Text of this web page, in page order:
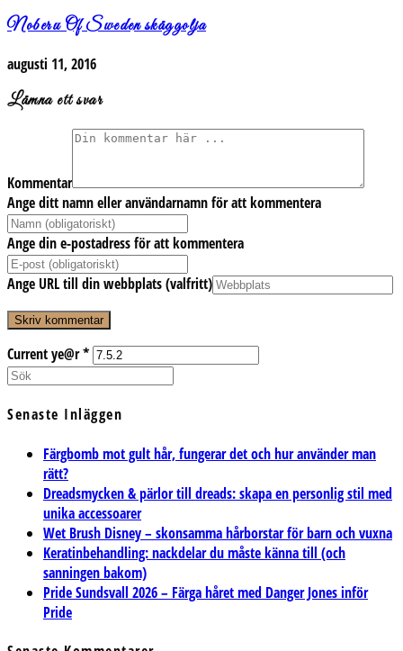
Noberu Of Sweden skäggolja
augusti 11, 2016
Lämna ett svar
Kommentar
Ange ditt namn eller användarnamn för att kommentera
Ange din e-postadress för att kommentera
Ange URL till din webbplats (valfritt)
Current ye@r*
Senaste Inläggen
Färgbomb mot gult hår, fungerar det och hur använder man
rätt?
Dreadsmycken & pärlor till dreads: skapa en personlig stil med
unika accessoarer
Wet Brush Disney – skonsamma hårborstar för barn och vuxna
Keratinbehandling: nackdelar du måste känna till (och
sanningen bakom)
Pride Sundsvall 2026 – Färga håret med Danger Jones inför
Pride